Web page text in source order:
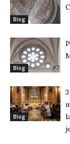
Blog
Blog
Blog